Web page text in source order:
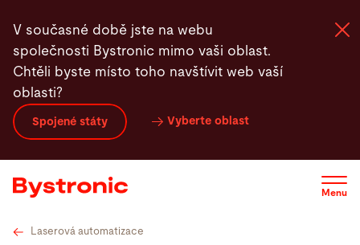
hlavnímu
obsahu
V současné době jste na webu
společnosti Bystronic mimo vaši oblast.
Chtěli byste místo toho navštívit web vaší
oblasti?
Spojené státy Vyberte oblast
Menu
Zařízení a software
Služby
Laserová automatizace